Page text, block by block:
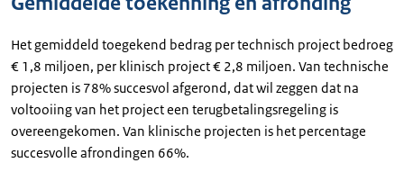
Het gemiddeld toegekend bedrag per technisch project bedroeg
€ 1,8 miljoen, per klinisch project € 2,8 miljoen. Van technische
projecten is 78% succesvol afgerond, dat wil zeggen dat na
voltooiing van het project een terugbetalingsregeling is
overeengekomen. Van klinische projecten is het percentage
succesvolle afrondingen 66%.